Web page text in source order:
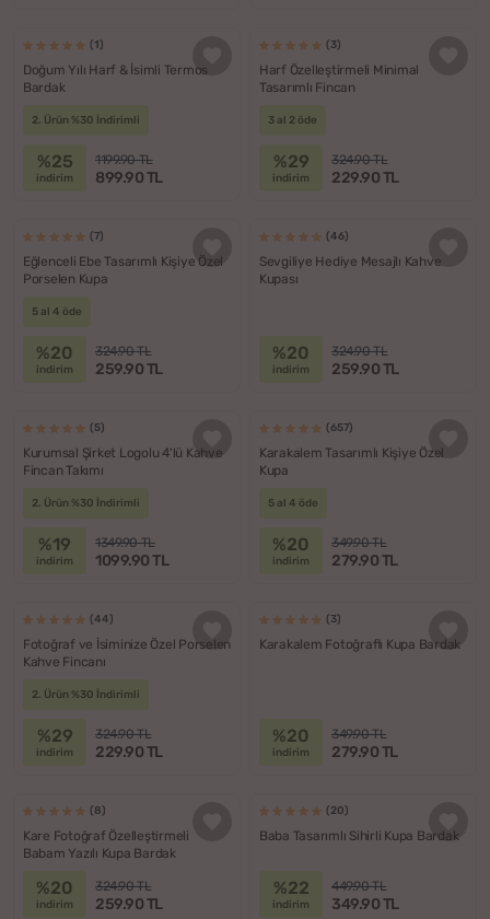
(1)
Doğum Yılı Harf & İsimli Termos
Bardak
2. Ürün %30 İndirimli
%25
indirim
1199.90 TL
899.90 TL
(3)
Harf Özelleştirmeli Minimal
Tasarımlı Fincan
3 al 2 öde
%29
indirim
324.90 TL
229.90 TL
(7)
Eğlenceli Ebe Tasarımlı Kişiye Özel
Porselen Kupa
5 al 4 öde
%20
indirim
324.90 TL
259.90 TL
(46)
Sevgiliye Hediye Mesajlı Kahve
Kupası
%20
indirim
324.90 TL
259.90 TL
(5)
Kurumsal Şirket Logolu 4'lü Kahve
Fincan Takımı
2. Ürün %30 İndirimli
%19
indirim
1349.90 TL
1099.90 TL
(657)
Karakalem Tasarımlı Kişiye Özel
Kupa
5 al 4 öde
%20
indirim
349.90 TL
279.90 TL
(44)
Fotoğraf ve İsiminize Özel Porselen
Kahve Fincanı
2. Ürün %30 İndirimli
%29
indirim
324.90 TL
229.90 TL
(3)
Karakalem Fotoğraflı Kupa Bardak
%20
indirim
349.90 TL
279.90 TL
(8)
Kare Fotoğraf Özelleştirmeli
Babam Yazılı Kupa Bardak
%20
indirim
324.90 TL
259.90 TL
(20)
Baba Tasarımlı Sihirli Kupa Bardak
%22
indirim
449.90 TL
349.90 TL